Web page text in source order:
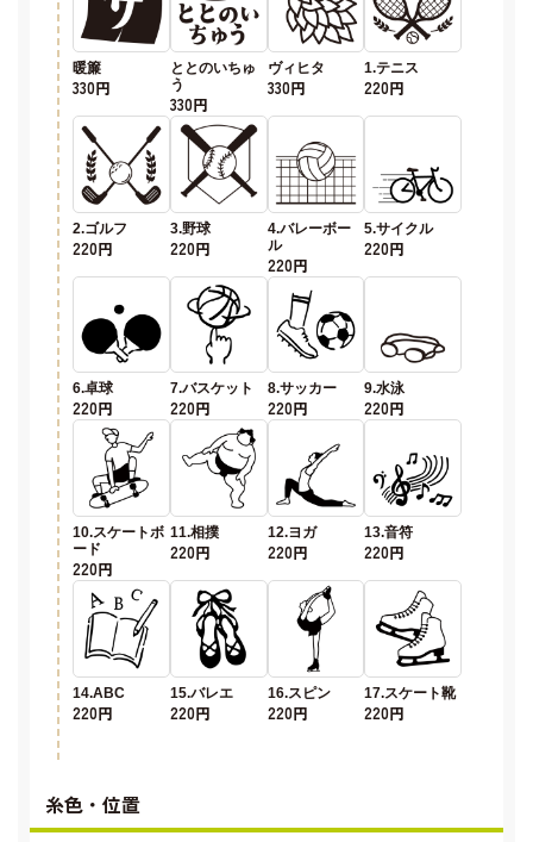
暖簾
330円
ととのいちゅ
う
330円
ヴィヒタ
330円
1.テニス
220円
2.ゴルフ
220円
3.野球
220円
4.バレーボー
ル
220円
5.サイクル
220円
6.卓球
220円
7.バスケット
220円
8.サッカー
220円
9.水泳
220円
10.スケートボ
ード
220円
11.相撲
220円
12.ヨガ
220円
13.音符
220円
14.ABC
220円
15.バレエ
220円
16.スピン
220円
17.スケート靴
220円
糸色・位置